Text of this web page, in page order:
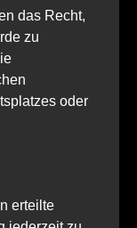
das Recht,
zu
oder
erteilte